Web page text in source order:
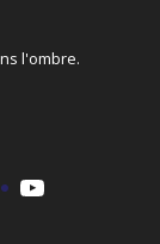
l'ombre.
YouTube